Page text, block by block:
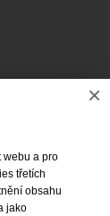
×
webu a pro
třetích
obsahu
jako